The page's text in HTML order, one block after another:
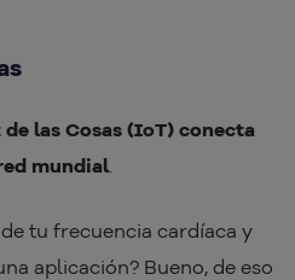
las Cosas (IoT) conecta
mundial.
tu frecuencia cardíaca y
aplicación? Bueno, de eso